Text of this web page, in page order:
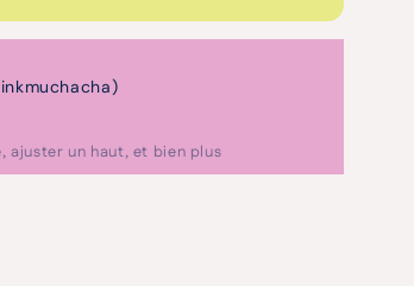
ajuster un haut, et bien plus